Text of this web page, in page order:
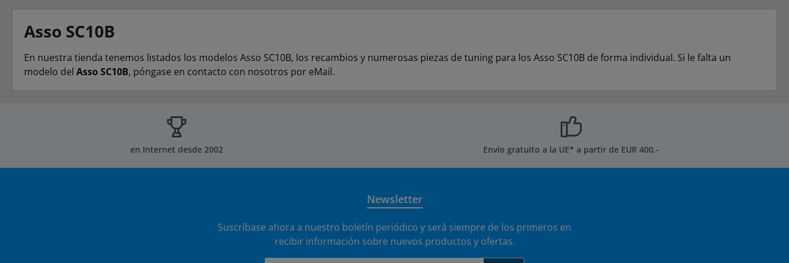
Asso SC10B
En nuestra tienda tenemos listados los modelos Asso SC10B, los recambios y numerosas piezas de tuning para los Asso SC10B de forma individual. Si le falta un
modelo del Asso SC10B, póngase en contacto con nosotros por eMail.
en Internet desde 2002 Envío gratuito a la UE* a partir de EUR 400,-
Newsletter
Suscríbase ahora a nuestro boletín periódico y será siempre de los primeros en
recibir información sobre nuevos productos y ofertas.